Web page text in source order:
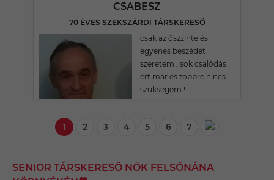
CSABESZ
70 ÉVES SZEKSZÁRDI TÁRSKERESŐ
csak az őszzinte és
egyenes beszédet
szeretem , sok csalódás
ért már és többre nincs
szükségem !
1 2 3 4 5 6 7
SENIOR TÁRSKERESŐ NŐK FELSŐNÁNA